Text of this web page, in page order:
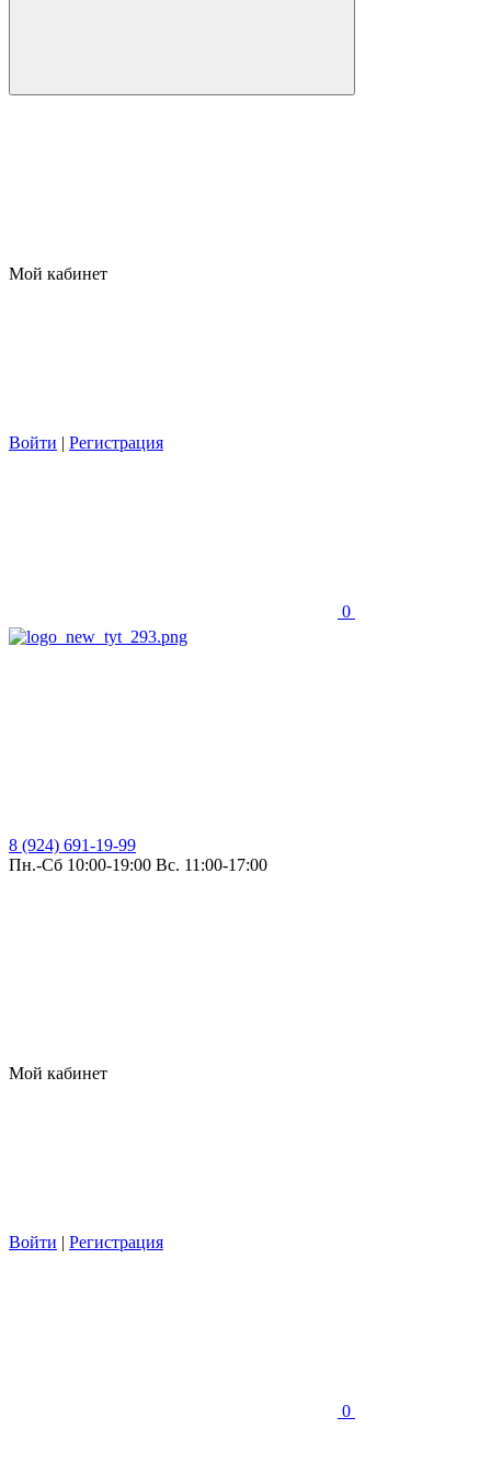
Мой кабинет
Войти | Регистрация
0
8 (924) 691-19-99
Пн.-Сб 10:00-19:00 Вс. 11:00-17:00
Мой кабинет
Войти | Регистрация
0